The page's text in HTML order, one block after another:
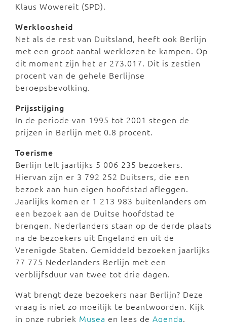
Klaus Wowereit (SPD).
Werkloosheid
Net als de rest van Duitsland, heeft ook Berlijn
met een groot aantal werklozen te kampen. Op
dit moment zijn het er 273.017. Dit is zestien
procent van de gehele Berlijnse
beroepsbevolking.
Prijsstijging
In de periode van 1995 tot 2001 stegen de
prijzen in Berlijn met 0.8 procent.
Toerisme
Berlijn telt jaarlijks 5 006 235 bezoekers.
Hiervan zijn er 3 792 252 Duitsers, die een
bezoek aan hun eigen hoofdstad afleggen.
Jaarlijks komen er 1 213 983 buitenlanders om
een bezoek aan de Duitse hoofdstad te
brengen. Nederlanders staan op de derde plaats
na de bezoekers uit Engeland en uit de
Verenigde Staten. Gemiddeld bezoeken jaarlijks
77 775 Nederlanders Berlijn met een
verblijfsduur van twee tot drie dagen.
Wat brengt deze bezoekers naar Berlijn? Deze
vraag is niet zo moeilijk te beantwoorden. Kijk
in onze rubriek Musea en lees de Agenda.